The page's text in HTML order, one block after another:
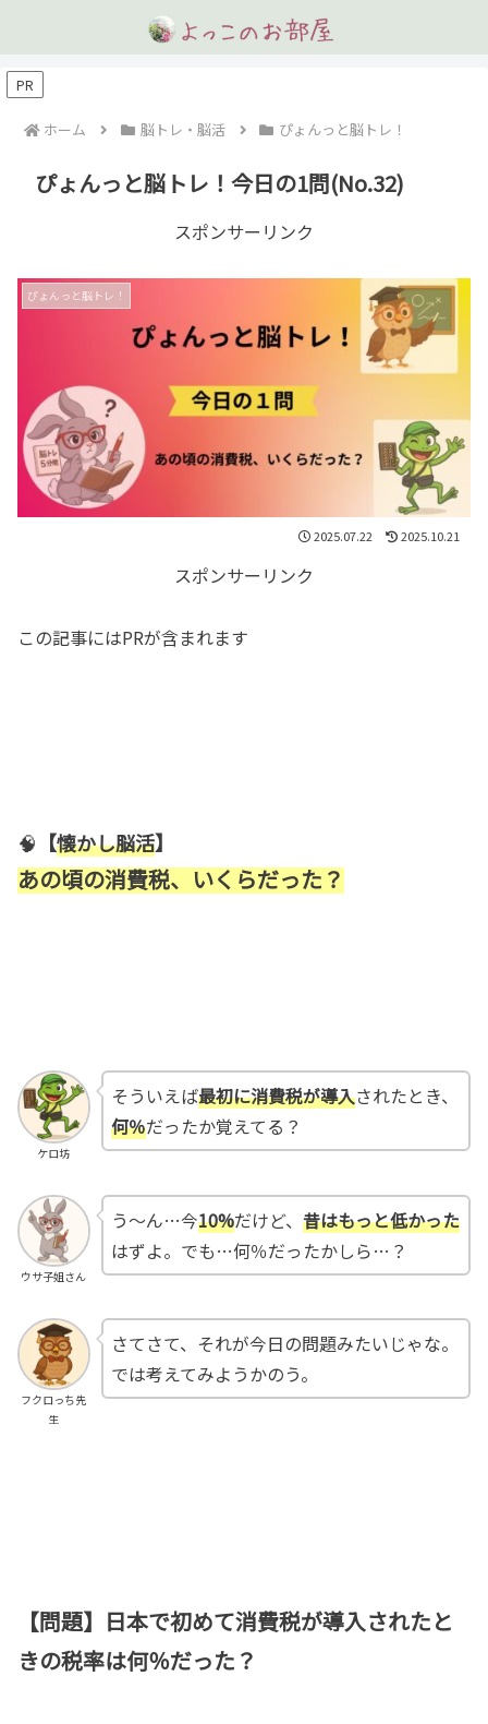
PR
ホーム 脳トレ・脳活 ぴょんっと脳トレ！
ぴょんっと脳トレ！今日の1問(No.32)
スポンサーリンク
ぴょんっと脳トレ！
2025.07.22 2025.10.21
スポンサーリンク
この記事にはPRが含まれます
🧠 【懐かし脳活】
あの頃の消費税、いくらだった？
ケロ坊
そういえば最初に消費税が導入されたとき、
何％だったか覚えてる？
ウサ子姐さん
う～ん…今10%だけど、 昔はもっと低かった
はずよ。でも…何％だったかしら…？
フクロっち先
生
さてさて、それが今日の問題みたいじゃな。
では考えてみようかのう。
【問題】 日本で初めて消費税が導入されたと
きの税率は何％だった？